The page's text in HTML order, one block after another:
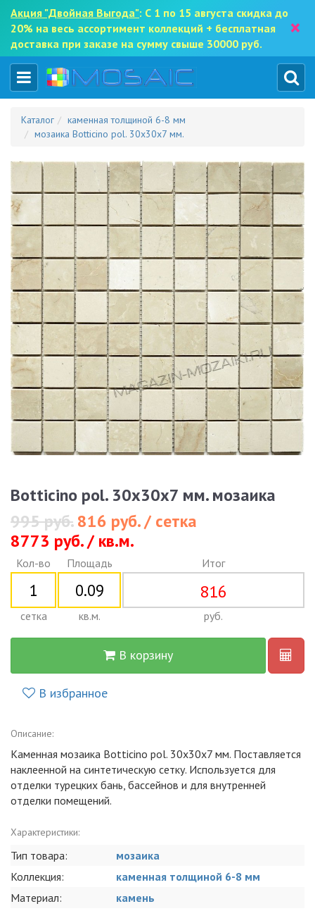
Акция "Двойная Выгода": С 1 по 15 августа скидка до
20% на весь ассортимент коллекций + бесплатная
доставка при заказе на сумму свыше 30000 руб.
×
Каталог
каменная толщиной 6-8 мм
мозаика Botticino pol. 30x30x7 мм.
Botticino pol. 30x30x7 мм. мозаика
995 руб.816 руб. / сетка
8773 руб. / кв.м.
Кол-во
сетка
Площадь
кв.м.
Итог
816
руб.
В корзину
В избранное
Описание:
Каменная мозаика Botticino pol. 30x30x7 мм. Поставляется
наклеенной на синтетическую сетку. Используется для
отделки турецких бань, бассейнов и для внутренней
отделки помещений.
Характеристики:
Тип товара:
мозаика
Коллекция:
каменная толщиной 6-8 мм
Материал:
камень